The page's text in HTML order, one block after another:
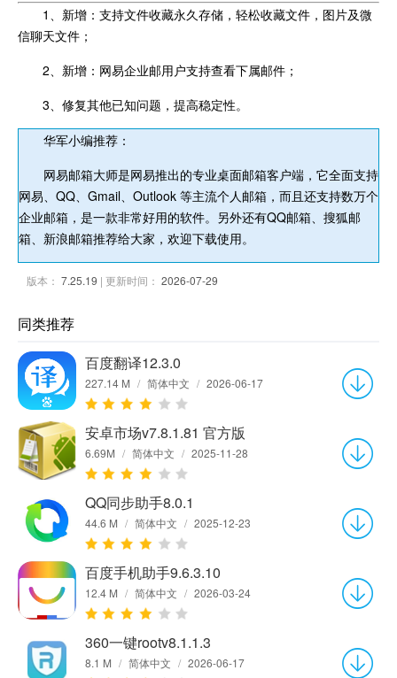
1、新增：支持文件收藏永久存储，轻松收藏文件，图片及微
信聊天文件；
2、新增：网易企业邮用户支持查看下属邮件；
3、修复其他已知问题，提高稳定性。
华军小编推荐：
网易邮箱大师是网易推出的专业桌面邮箱客户端，它全面支持
网易、QQ、Gmail、Outlook 等主流个人邮箱，而且还支持数万个
企业邮箱，是一款非常好用的软件。另外还有QQ邮箱、搜狐邮
箱、新浪邮箱推荐给大家，欢迎下载使用。
版本： 7.25.19 | 更新时间： 2026-07-29
同类推荐
百度翻译12.3.0
227.14 M / 简体中文 / 2026-06-17
安卓市场v7.8.1.81 官方版
6.69M / 简体中文 / 2025-11-28
QQ同步助手8.0.1
44.6 M / 简体中文 / 2025-12-23
百度手机助手9.6.3.10
12.4 M / 简体中文 / 2026-03-24
360一键rootv8.1.1.3
8.1 M / 简体中文 / 2026-06-17